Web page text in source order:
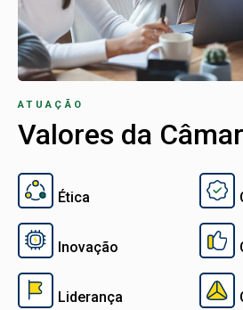
ATUAÇÃO
Valores da
Ética
Inovação
Liderança